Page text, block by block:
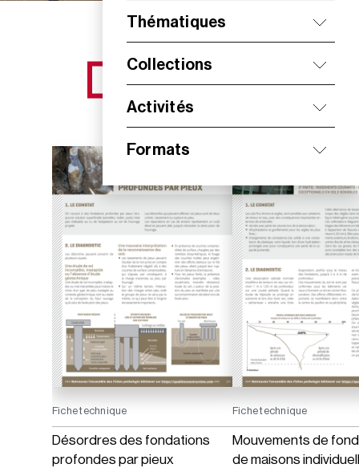
Thématiques
Collections
Activités
Formats
NOS NOUVEAUTÉS
Fiche technique
Désordres des fondations
profondes par pieux
Fiche technique
Mouvements de
de maisons